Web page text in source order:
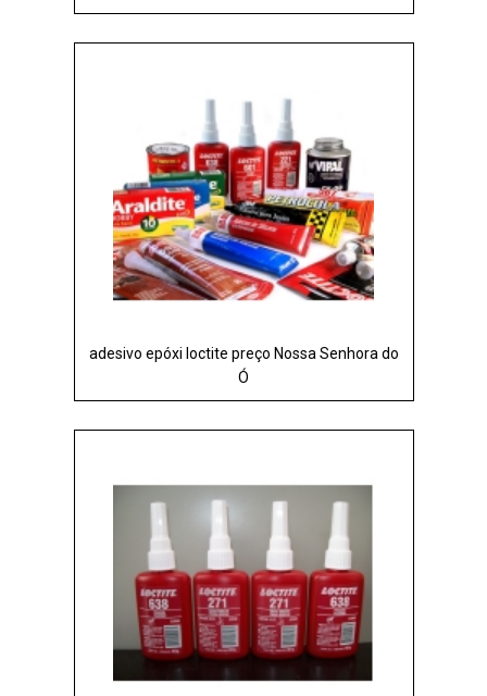
adesivo epóxi loctite preço Nossa Senhora do
Ó